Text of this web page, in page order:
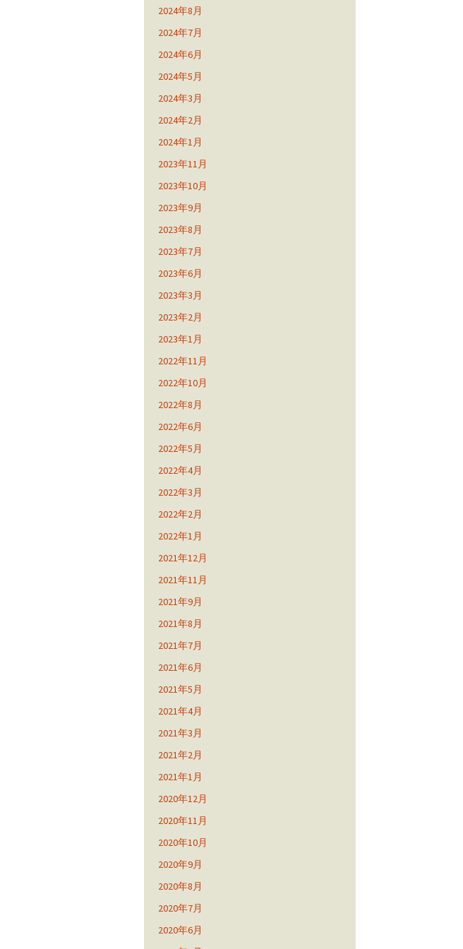
2024年8月
2024年7月
2024年6月
2024年5月
2024年3月
2024年2月
2024年1月
2023年11月
2023年10月
2023年9月
2023年8月
2023年7月
2023年6月
2023年3月
2023年2月
2023年1月
2022年11月
2022年10月
2022年8月
2022年6月
2022年5月
2022年4月
2022年3月
2022年2月
2022年1月
2021年12月
2021年11月
2021年9月
2021年8月
2021年7月
2021年6月
2021年5月
2021年4月
2021年3月
2021年2月
2021年1月
2020年12月
2020年11月
2020年10月
2020年9月
2020年8月
2020年7月
2020年6月